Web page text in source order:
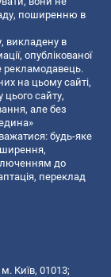
поширенню в
викладену в
опублікованої
рекламодавець.
на цьому сайті,
цього сайту,
але без
будь-яке
до
переклад
Київ, 01013;